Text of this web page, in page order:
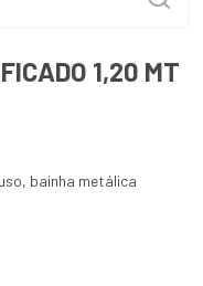
1,20 MT
bainha metálica